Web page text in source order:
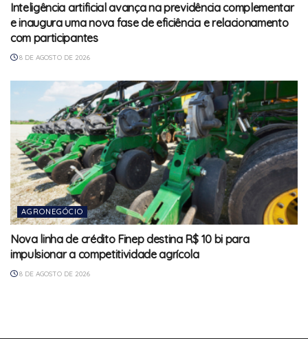
Inteligência artificial avança na previdência complementar
e inaugura uma nova fase de eficiência e relacionamento
com participantes
8 DE AGOSTO DE 2026
AGRONEGÓCIO
Nova linha de crédito Finep destina R$ 10 bi para
impulsionar a competitividade agrícola
8 DE AGOSTO DE 2026